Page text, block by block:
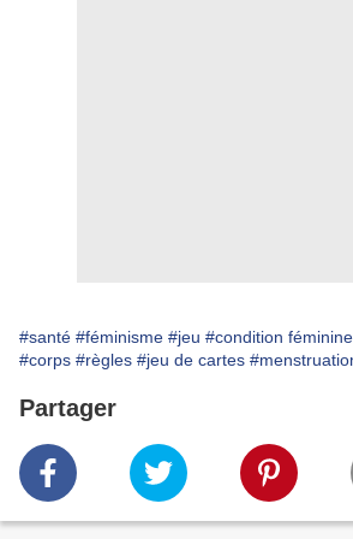
#santé #féminisme #jeu #condition féminine
#corps #règles #jeu de cartes
Partager